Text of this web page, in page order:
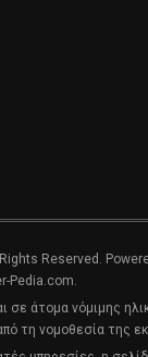
Reserved.
Pedia.com.
σε άτομα νόμιμης
τη νομοθεσία της